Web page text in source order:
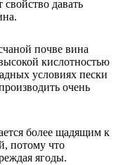
давать
почве вина
кислотностью
условиях пески
очень
более щадящим к
потому что
ягоды.